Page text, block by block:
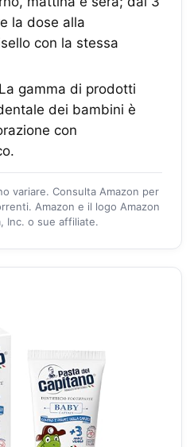
la dose alla
con la stessa
gamma di prodotti
dei bambini è
con
variare. Consulta Amazon per
Amazon e il logo Amazon
Inc. o sue affiliate.